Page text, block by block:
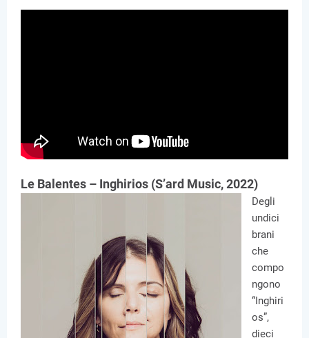
Le Balentes – Inghirios (S’ard Music, 2022)
Degli
undici
brani
che
compo
ngono
“Inghiri
os”,
dieci